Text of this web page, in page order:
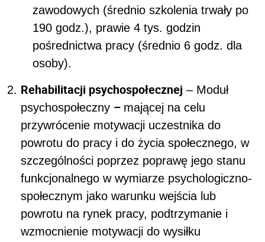
zawodowych (średnio szkolenia trwały po
190 godz.), prawie 4 tys. godzin
pośrednictwa pracy (średnio 6 godz. dla
osoby).
Rehabilitacji psychospołecznej – Moduł
psychospołeczny – mającej na celu
przywrócenie motywacji uczestnika do
powrotu do pracy i do życia społecznego, w
szczególności poprzez poprawę jego stanu
funkcjonalnego w wymiarze psychologiczno-
społecznym jako warunku wejścia lub
powrotu na rynek pracy, podtrzymanie i
wzmocnienie motywacji do wysiłku